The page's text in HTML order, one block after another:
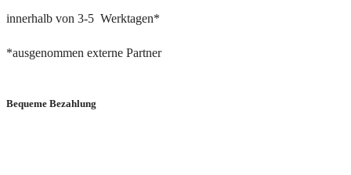
innerhalb von 3-5 Werktagen*
*ausgenommen externe Partner
Bequeme Bezahlung